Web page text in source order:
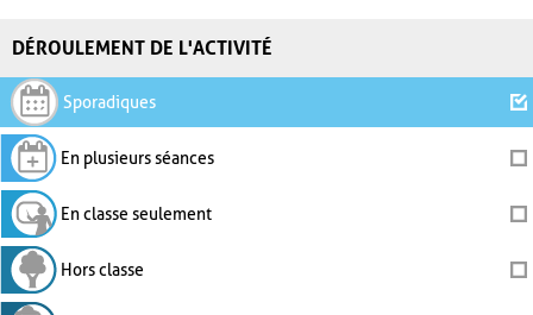
DÉROULEMENT DE L'ACTIVITÉ
Sporadiques
En plusieurs séances
En classe seulement
Hors classe